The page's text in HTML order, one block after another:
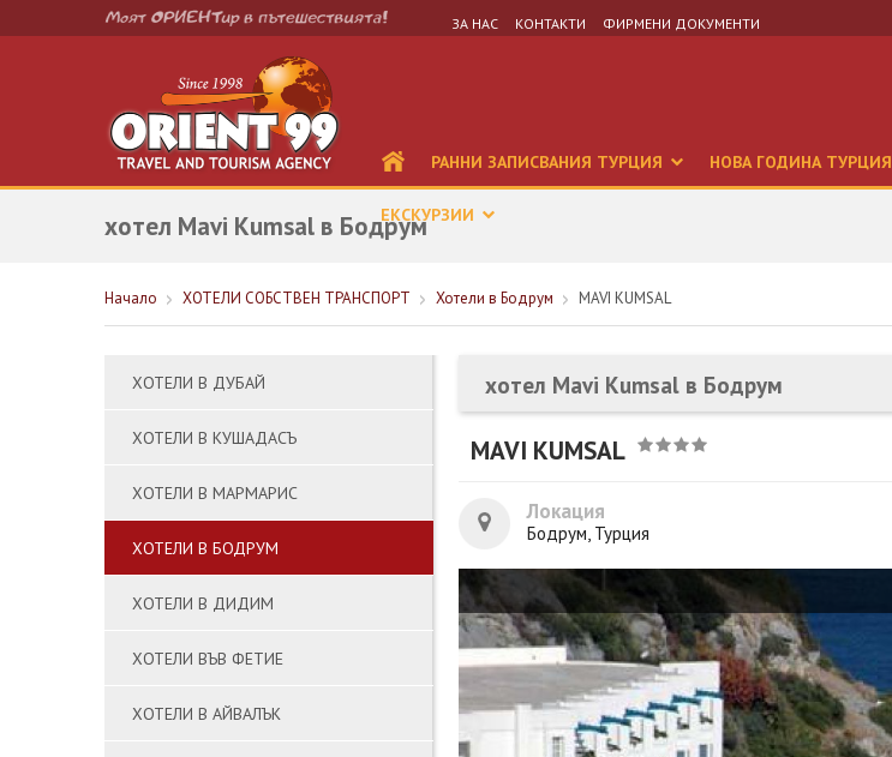
ЗА НАС КОНТАКТИ ФИРМЕНИ ДОКУМЕНТИ
РАННИ ЗАПИСВАНИЯ ТУРЦИЯ НОВА ГОДИНА ТУРЦИЯ
ЕКСКУРЗИИ
хотел Mavi Kumsal в Бодрум
Начало ХОТЕЛИ СОБСТВЕН ТРАНСПОРТ Хотели в Бодрум MAVI KUMSAL
ХОТЕЛИ В ДУБАЙ
ХОТЕЛИ В КУШАДАСЪ
ХОТЕЛИ В МАРМАРИС
ХОТЕЛИ В БОДРУМ
ХОТЕЛИ В ДИДИМ
ХОТЕЛИ ВЪВ ФЕТИЕ
ХОТЕЛИ В АЙВАЛЪК
хотел Mavi Kumsal в Бодрум
MAVI KUMSAL
Локация
Бодрум, Турция